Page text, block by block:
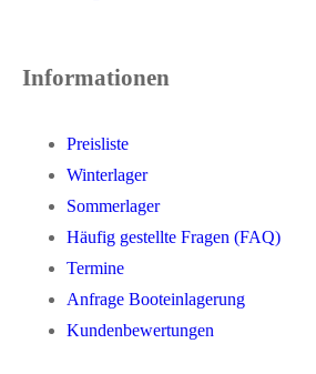
Informationen
Preisliste
Winterlager
Sommerlager
Häufig gestellte Fragen (FAQ)
Termine
Anfrage Booteinlagerung
Kundenbewertungen